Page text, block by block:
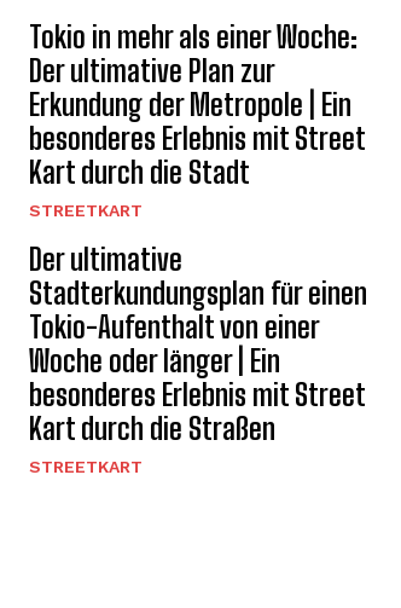
Tokio in mehr als einer Woche:
Der ultimative Plan zur
Erkundung der Metropole | Ein
besonderes Erlebnis mit Street
Kart durch die Stadt
STREETKART
Der ultimative
Stadterkundungsplan für einen
Tokio-Aufenthalt von einer
Woche oder länger | Ein
besonderes Erlebnis mit Street
Kart durch die Straßen
STREETKART